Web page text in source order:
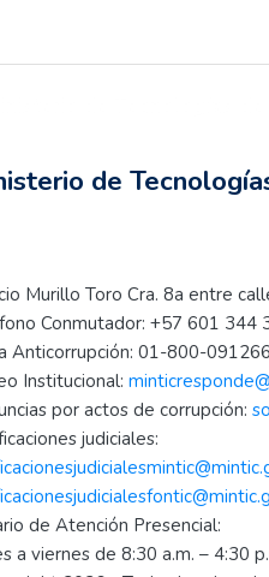
socioeconómico a través de
tu inclusión digital selección
cambio
fácilmente
digital
para personas mayores
la Transformación Digital
de contenido Digital
de
Murillo Toro Cra. 8a entre
Conmutador: +57 601 344
Anticorrupción: 01-800-
Institucional:
por actos de corrupción:
judiciales:
de Atención Presencial:
a viernes de 8:30 a.m. – 4:30